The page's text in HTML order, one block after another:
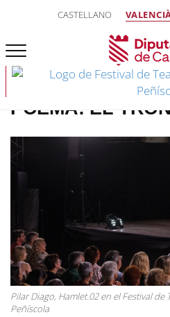
CASTELLANO
POEMA: EL
Pilar Diago, Hamlet.02 en el Festival de
Peñíscola